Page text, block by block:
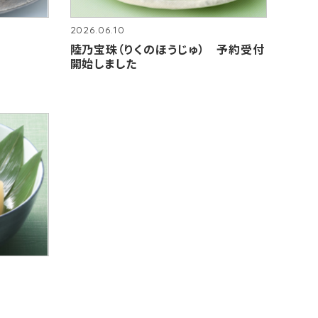
2026.06.10
陸乃宝珠（りくのほうじゅ） 予約受付
開始しました